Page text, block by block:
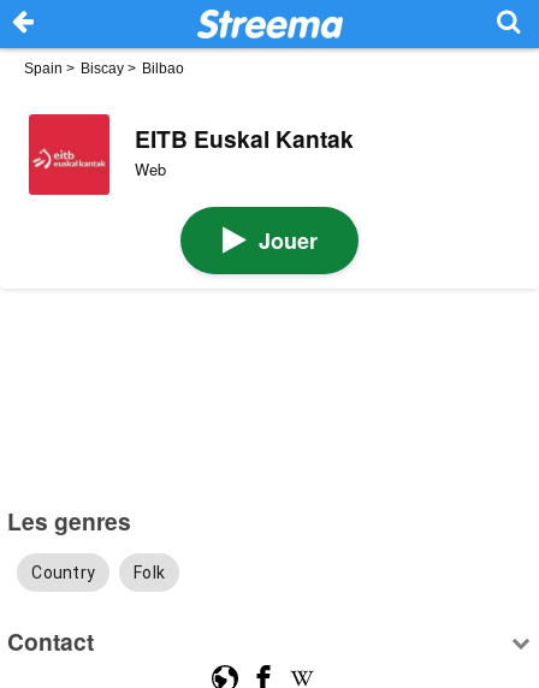
Spain > Biscay > Bilbao
EITB Euskal Kantak
Web
Jouer
Les genres
Country Folk
Contact